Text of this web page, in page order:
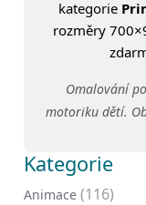
kategorie
rozměry
Omalování
motoriku dětí.
Kategorie
Animace (116)